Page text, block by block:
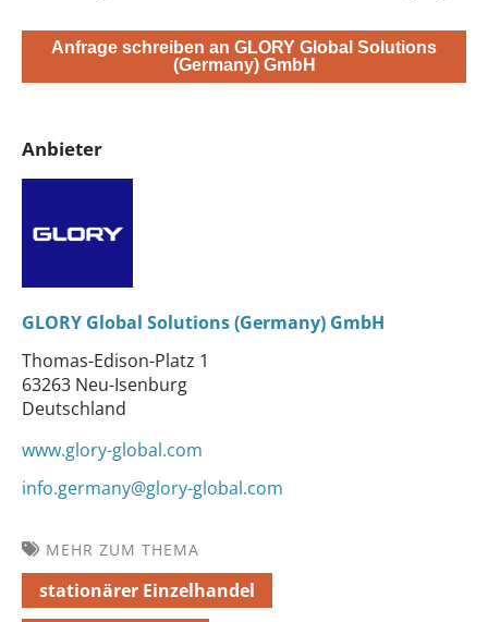
Anfrage schreiben an GLORY Global Solutions
(Germany) GmbH
Anbieter
GLORY Global Solutions (Germany) GmbH
Thomas-Edison-Platz 1
63263 Neu-Isenburg
Deutschland
www.glory-global.com
info.germany@glory-global.com
MEHR ZUM THEMA
stationärer Einzelhandel